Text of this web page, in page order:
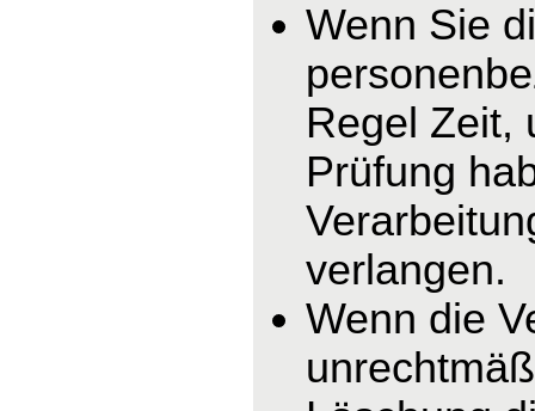
Wenn Sie
Regel Zeit,
Prüfung
verlangen.
Wenn die